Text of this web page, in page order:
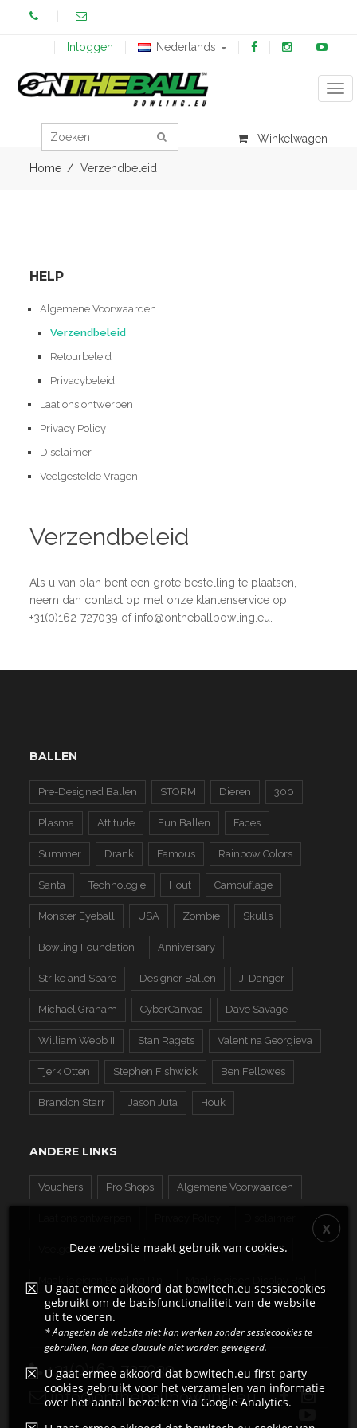
Inloggen Nederlands
Winkelwagen
Home Verzendbeleid
HELP
Algemene Voorwaarden
Verzendbeleid
Retourbeleid
Privacybeleid
Laat ons ontwerpen
Privacy Policy
Disclaimer
Veelgestelde Vragen
Verzendbeleid
Als u van plan bent een grote bestelling te plaatsen,
neem dan contact op met onze klantenservice op:
+31(0)162-727039 of info@ontheballbowling.eu.
BALLEN
Pre-Designed Ballen STORM Dieren 300
Plasma Attitude Fun Ballen Faces
Summer Drank Famous Rainbow Colors
Santa Technologie Hout Camouflage
Monster Eyeball USA Zombie Skulls
Bowling Foundation Anniversary
Strike and Spare Designer Ballen J. Danger
Michael Graham CyberCanvas Dave Savage
William Webb II Stan Ragets Valentina Georgieva
Tjerk Otten Stephen Fishwick Ben Fellowes
Brandon Starr Jason Juta Houk
ANDERE LINKS
Vouchers Pro Shops Algemene Voorwaarden
Veelgestelde Vragen Maak je eigen Bowling Bal
+31(0)162-727039
info@ontheballbowling.eu
Deze website maakt gebruik van cookies.
U gaat ermee akkoord dat bowltech.eu sessiecookies
gebruikt om de basisfunctionaliteit van de website
uit te voeren.
* Aangezien de website niet kan werken zonder sessiecookies te
gebruiken, kan deze clausule niet worden geweigerd.
U gaat ermee akkoord dat bowltech.eu first-party
cookies gebruikt voor het verzamelen van informatie
over het aantal bezoeken via Google Analytics.